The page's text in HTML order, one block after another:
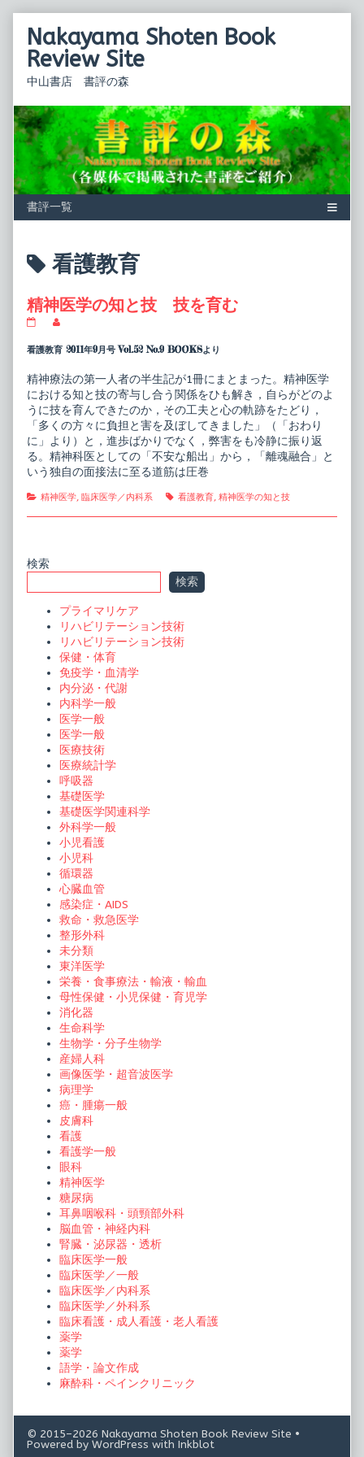
contentNakayama Shoten Book
Review Site
中山書店 書評の森
Posts
tagged
看護教育
精神医学の知と技 技を育む
医
知
と
技
技
を
育
published
on
posts
author
of
精
神
医
学
の
知
と
技
技
を
看護教育 2011年9月号 Vol.52 No.9 BOOKSより
精神療法の第一人者の半生記が1冊にまとまった。精神医学
における知と技の寄与し合う関係をひも解き，自らがどのよ
うに技を育んできたのか，その工夫と心の軌跡をたどり，
「多くの方々に負担と害を及ぼしてきました」（「おわり
に」より）と，進歩ばかりでなく，弊害をも冷静に振り返
る。精神科医としての「不安な船出」から，「離魂融合」と
いう独自の面接法に至る道筋は圧巻
Categories
精神医学, 臨床医学／内科系 Tags
看護教育, 精神医学の知と技
Primary
Sidebar
検索
検索
プライマリケア
リハビリテーション技術
リハビリテーション技術
保健・体育
免疫学・血清学
内分泌・代謝
内科学一般
医学一般
医学一般
医療技術
医療統計学
呼吸器
基礎医学
基礎医学関連科学
外科学一般
小児看護
小児科
循環器
心臓血管
感染症・AIDS
救命・救急医学
整形外科
未分類
東洋医学
栄養・食事療法・輸液・輸血
母性保健・小児保健・育児学
消化器
生命科学
生物学・分子生物学
産婦人科
画像医学・超音波医学
病理学
癌・腫瘍一般
皮膚科
看護
看護学一般
眼科
精神医学
糖尿病
耳鼻咽喉科・頭頸部外科
脳血管・神経内科
腎臓・泌尿器・透析
臨床医学一般
臨床医学／一般
臨床医学／内科系
臨床医学／外科系
臨床看護・成人看護・老人看護
薬学
薬学
語学・論文作成
麻酔科・ペインクリニック
© 2015–2026 Nakayama Shoten Book Review Site •
Powered by WordPress with Inkblot